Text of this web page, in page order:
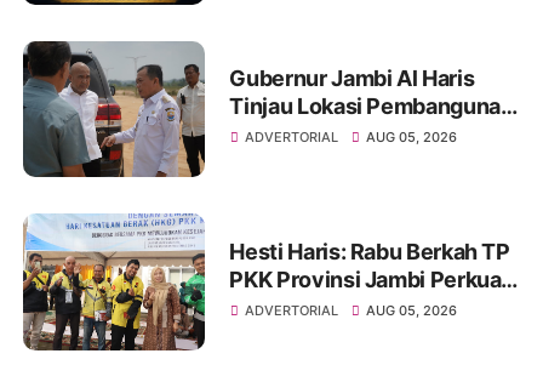
Gubernur Jambi Al Haris
Tinjau Lokasi Pembangunan
Sekolah Rakyat dan Lokasi
ADVERTORIAL AUG 05, 2026
Hesti Haris: Rabu Berkah TP
PKK Provinsi Jambi Perkuat
Literasi Keuangan dan
ADVERTORIAL AUG 05, 2026